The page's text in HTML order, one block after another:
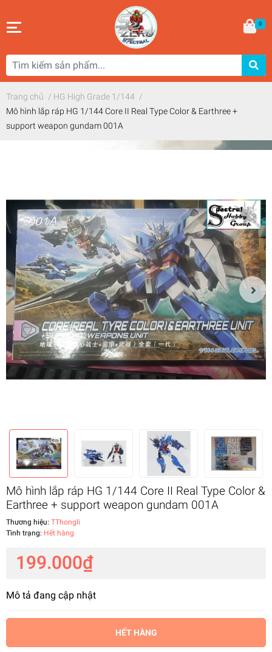
0
Trang chủ / HG High Grade 1/144 /
Mô hình lắp ráp HG 1/144 Core II Real Type Color & Earthree +
support weapon gundam 001A
Mô hình lắp ráp HG 1/144 Core II Real Type Color &
Earthree + support weapon gundam 001A
Thương hiệu: TThongli
Tình trạng: Hết hàng
199.000₫
Mô tả đang cập nhật
HẾT HÀNG